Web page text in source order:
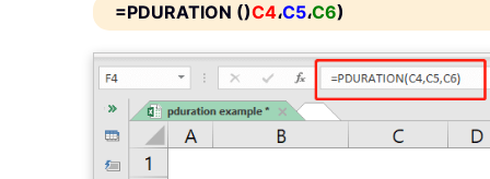
=PDURATION ()C4،C5،C6)